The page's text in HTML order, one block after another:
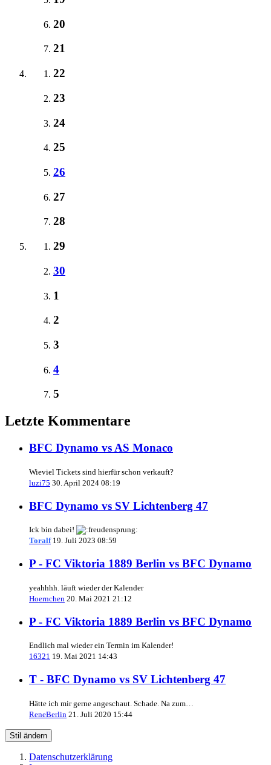
20
21
22
23
24
25
26
27
28
29
30
1
2
3
4
5
Letzte Kommentare
BFC Dynamo vs AS Monaco
Wieviel Tickets sind hierfür schon verkauft?
luzi75 30. April 2024 08:19
BFC Dynamo vs SV Lichtenberg 47
Ick bin dabei!
Toralf 19. Juli 2023 08:59
P - FC Viktoria 1889 Berlin vs BFC Dynamo
yeahhhh. läuft wieder der Kalender
Hoernchen 20. Mai 2021 21:12
P - FC Viktoria 1889 Berlin vs BFC Dynamo
Endlich mal wieder ein Termin im Kalender!
16321 19. Mai 2021 14:43
T - BFC Dynamo vs SV Lichtenberg 47
Hätte ich mir gerne angeschaut. Schade. Na zum…
ReneBerlin 21. Juli 2020 15:44
Stil ändern
Datenschutzerklärung